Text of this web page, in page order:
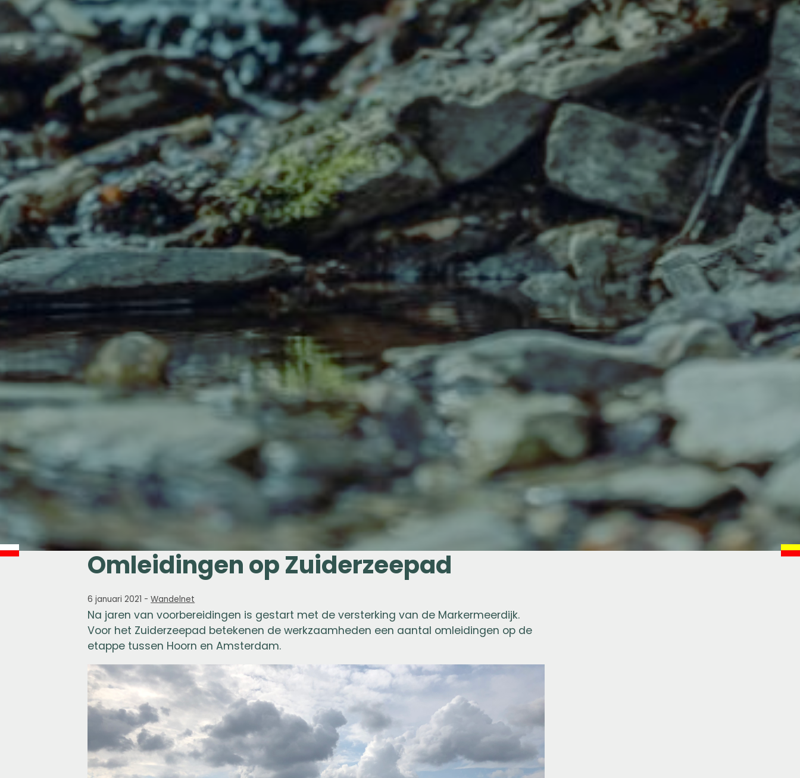
Omleidingen op Zuiderzeepad
6 januari 2021 -Wandelnet
Na jaren van voorbereidingen is gestart met de versterking van de Markermeerdijk.
Voor het Zuiderzeepad betekenen de werkzaamheden een aantal omleidingen op de
etappe tussen Hoorn en Amsterdam.